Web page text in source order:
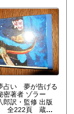
占い 夢が告げる
密著者 ゾラー
訳・監修 出版
全222頁 蔵印